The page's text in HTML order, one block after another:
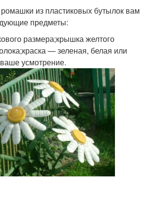
из пластиковых бутылок вам
предметы:
размера;крышка желтого
— зеленая, белая или
усмотрение.